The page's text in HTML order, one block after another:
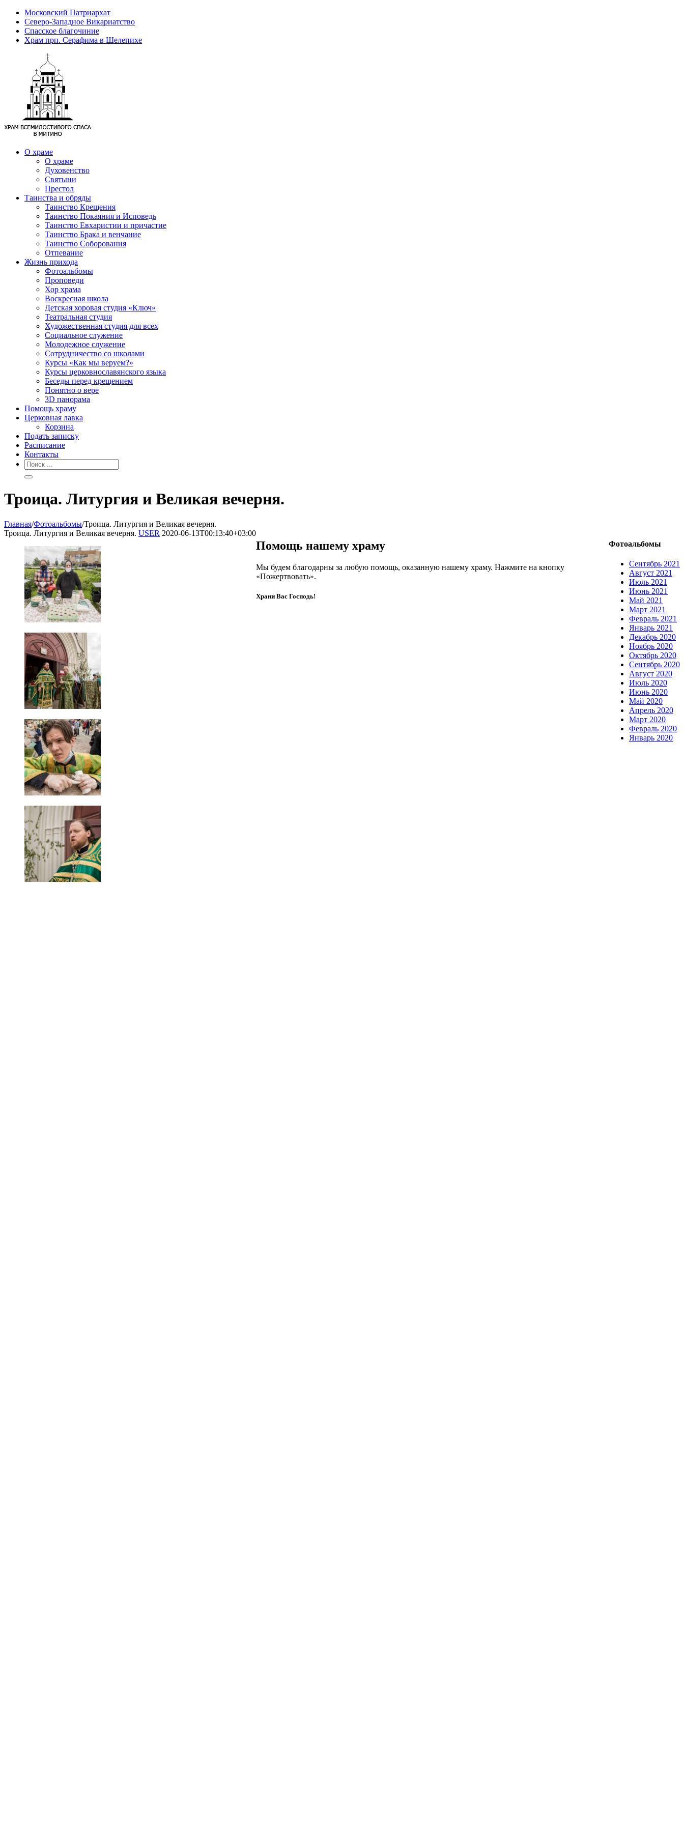
Московский Патриархат
Северо-Западное Викариатство
Спасское благочиние
Храм прп. Серафима в Шелепихе
О храме
О храме
Духовенство
Святыни
Престол
Таинства и обряды
Таинство Крещения
Таинство Покаяния и Исповедь
Таинство Евхаристии и причастие
Таинство Брака и венчание
Таинство Соборования
Отпевание
Жизнь прихода
Фотоальбомы
Проповеди
Хор храма
Воскресная школа
Детская хоровая студия «Ключ»
Театральная студия
Х​удожественная студия для всех
Социальное служение
Молодежное служение
Сотрудничество со школами
Курсы «Как мы веруем?»
Курсы церковнославянского языка
Беседы перед крещением
Понятно о вере
3D панорама
Помощь храму
Церковная лавка
Корзина
Подать записку
Расписание
Контакты
Троица. Литургия и Великая вечерня.
Главная/Фотоальбомы/Троица. Литургия и Великая вечерня.
Троица. Литургия и Великая вечерня. USER 2020-06-13T00:13:40+03:00
Фотоальбомы
Сентябрь 2021
Август 2021
Июль 2021
Июнь 2021
Май 2021
Март 2021
Февраль 2021
Январь 2021
Декабрь 2020
Ноябрь 2020
Октябрь 2020
Сентябрь 2020
Август 2020
Июль 2020
Июнь 2020
Май 2020
Апрель 2020
Март 2020
Февраль 2020
Январь 2020
Помощь нашему храму
Мы будем благодарны за любую помощь, оказанную нашему храму. Нажмите на кнопку
«Пожертвовать».
Храни Вас Господь!